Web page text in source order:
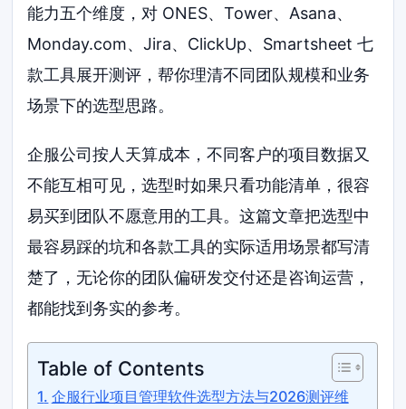
能力五个维度，对 ONES、Tower、Asana、
Monday.com、Jira、ClickUp、Smartsheet 七
款工具展开测评，帮你理清不同团队规模和业务
场景下的选型思路。
企服公司按人天算成本，不同客户的项目数据又
不能互相可见，选型时如果只看功能清单，很容
易买到团队不愿意用的工具。这篇文章把选型中
最容易踩的坑和各款工具的实际适用场景都写清
楚了，无论你的团队偏研发交付还是咨询运营，
都能找到务实的参考。
Table of Contents
企服行业项目管理软件选型方法与2026测评维